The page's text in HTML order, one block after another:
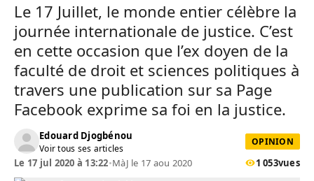
Le 17 Juillet, le monde entier célèbre la
journée internationale de justice. C’est
en cette occasion que l’ex doyen de la
faculté de droit et sciences politiques à
travers une publication sur sa Page
Facebook exprime sa foi en la justice.
Edouard Djogbénou
Voir tous ses articles
OPINION
Le 17 jul 2020 à 13:22•MàJ le 17 aou 2020 1 053vues